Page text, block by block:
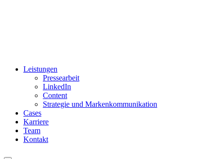
Leistungen
Pressearbeit
LinkedIn
Content
Strategie und Markenkommunikation
Cases
Karriere
Team
Kontakt